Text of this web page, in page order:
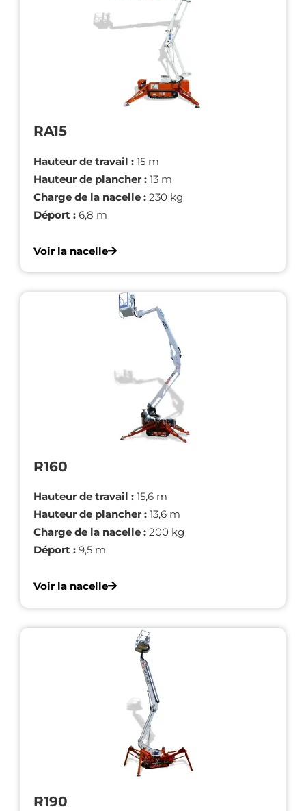
RA15
Hauteur de travail : 15 m
Hauteur de plancher : 13 m
Charge de la nacelle : 230 kg
Déport : 6,8 m
Voir la nacelle
R160
Hauteur de travail : 15,6 m
Hauteur de plancher : 13,6 m
Charge de la nacelle : 200 kg
Déport : 9,5 m
Voir la nacelle
R190